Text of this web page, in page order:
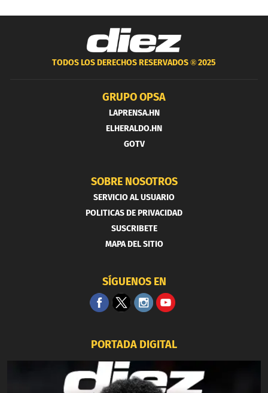
TODOS LOS DERECHOS RESERVADOS ®2025
GRUPO OPSA
LAPRENSA.HN
ELHERALDO.HN
GOTV
SOBRE NOSOTROS
SERVICIO AL USUARIO
POLITICAS DE PRIVACIDAD
SUSCRIBETE
MAPA DEL SITIO
SÍGUENOS EN
PORTADA DIGITAL